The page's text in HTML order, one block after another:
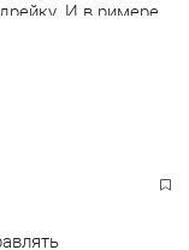
И в римере
Азизову.
Самое главное
хуже. Думаю,
не рады.